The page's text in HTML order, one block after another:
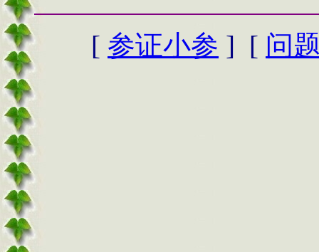
[ 参证小参 ] [ 问